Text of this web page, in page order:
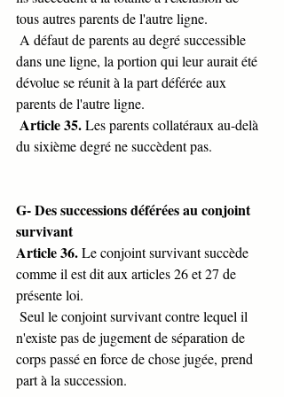
tous autres parents de l'autre ligne.
dans une ligne, la portion qui leur aurait été
dévolue se réunit à la part déférée aux
parents de l'autre ligne.
Article 35. Les parents collatéraux au-delà
du sixième degré ne succèdent pas.
G- Des successions déférées au conjoint
survivant
Article 36. Le conjoint survivant succède
comme il est dit aux articles 26 et 27 de
présente loi.
n'existe pas de jugement de séparation de
corps passé en force de chose jugée, prend
part à la succession.